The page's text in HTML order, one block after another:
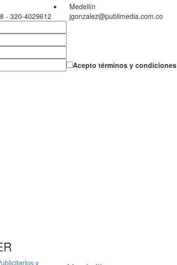
- 320-4029612
Medellín
jgonzalez@publimedia.com.co
Acepto términos y condiciones